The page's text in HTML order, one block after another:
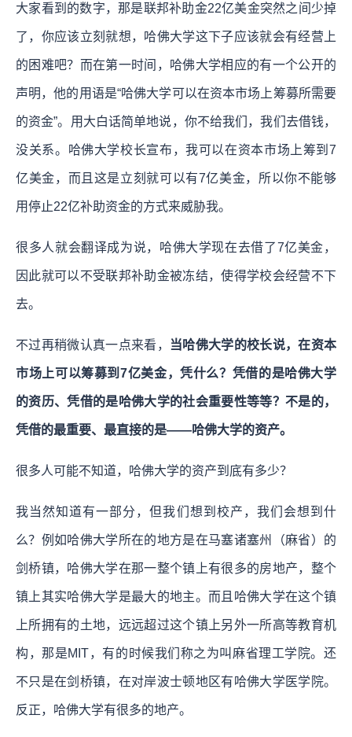
大家看到的数字，那是联邦补助金22亿美金突然之间少掉
了，你应该立刻就想，哈佛大学这下子应该就会有经营上
的困难吧？而在第一时间，哈佛大学相应的有一个公开的
声明，他的用语是“哈佛大学可以在资本市场上筹募所需要
的资金”。用大白话简单地说，你不给我们，我们去借钱，
没关系。哈佛大学校长宣布，我可以在资本市场上筹到7
亿美金，而且这是立刻就可以有7亿美金，所以你不能够
用停止22亿补助资金的方式来威胁我。
很多人就会翻译成为说，哈佛大学现在去借了7亿美金，
因此就可以不受联邦补助金被冻结，使得学校会经营不下
去。
不过再稍微认真一点来看， 当哈佛大学的校长说，在资本
市场上可以筹募到7亿美金，凭什么？凭借的是哈佛大学
的资历、凭借的是哈佛大学的社会重要性等等？不是的，
凭借的最重要、最直接的是——哈佛大学的资产。
很多人可能不知道，哈佛大学的资产到底有多少？
我当然知道有一部分，但我们想到校产，我们会想到什
么？例如哈佛大学所在的地方是在马塞诸塞州（麻省）的
剑桥镇，哈佛大学在那一整个镇上有很多的房地产，整个
镇上其实哈佛大学是最大的地主。而且哈佛大学在这个镇
上所拥有的土地，远远超过这个镇上另外一所高等教育机
构，那是MIT，有的时候我们称之为叫麻省理工学院。还
不只是在剑桥镇，在对岸波士顿地区有哈佛大学医学院。
反正，哈佛大学有很多的地产。